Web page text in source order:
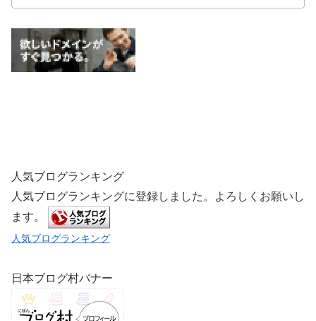
人気ブログランキング
人気ブログランキングに登録しました。よろしくお願いし
ます。
人気ブログランキング
日本ブログ村バナー